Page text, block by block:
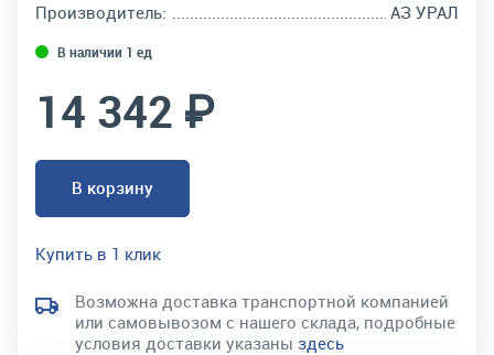
Производитель: АЗ УРАЛ
В наличии 1 ед
14 342 ₽
В корзину
Купить в 1 клик
Возможна доставка транспортной компанией
или самовывозом с нашего склада, подробные
условия доставки указаны здесь